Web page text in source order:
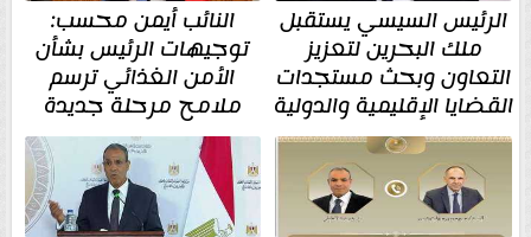
الرئيس السيسي يستقبل
ملك البحرين لتعزيز
التعاون وبحث مستجدات
القضايا الإقليمية والدولية
النائب أيمن محسب:
توجيهات الرئيس بشأن
الأمن الغذائي ترسم
ملامح مرحلة جديدة